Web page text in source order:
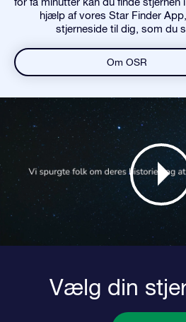
hjælp af vores Star Finder
stjerneside til dig, som du
Om OSR
Vælg din